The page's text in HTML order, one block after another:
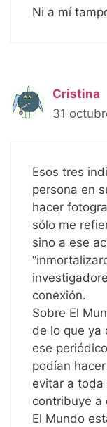
Ni a mí
Cristina
31
Esos tres
persona en
hacer
sólo me
sino a ese
conexión.
Sobre El
de lo que ya
ese
podían
evitar a toda
contribuye a
El Mundo